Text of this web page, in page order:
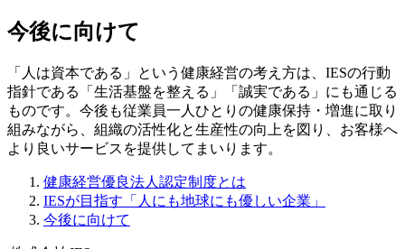
今後に向けて
「人は資本である」という健康経営の考え方は、IESの行動
指針である「生活基盤を整える」「誠実である」にも通じる
ものです。今後も従業員一人ひとりの健康保持・増進に取り
組みながら、組織の活性化と生産性の向上を図り、お客様へ
より良いサービスを提供してまいります。
健康経営優良法人認定制度とは
IESが目指す「人にも地球にも優しい企業」
今後に向けて